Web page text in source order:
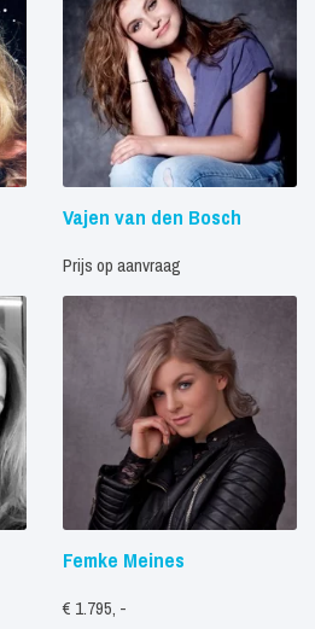
Vajen van den Bosch
Prijs op aanvraag
Femke Meines
€ 1.795, -